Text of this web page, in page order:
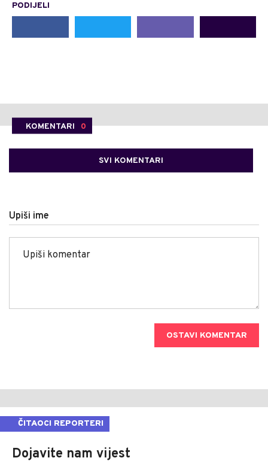
PODIJELI
KOMENTARI 0
SVI KOMENTARI
Upiši ime
OSTAVI KOMENTAR
ČITAOCI REPORTERI
Dojavite nam vijest